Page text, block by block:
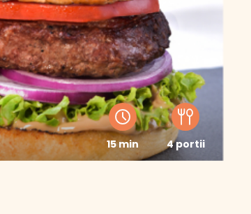
15 min 4 portii